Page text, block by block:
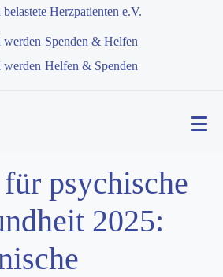
belastete Herzpatienten e.V.
Spenden & Helfen
Helfen & Spenden
psychische
2025: